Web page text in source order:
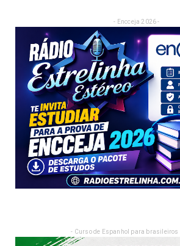
- Encceja 2026 -
- Curso de Espanhol para brasileiros